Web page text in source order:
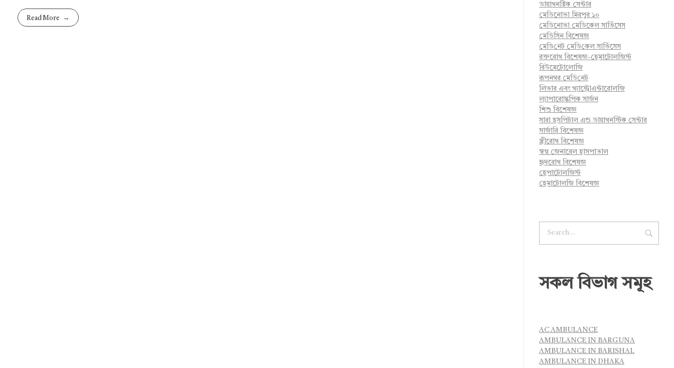
Read More
ডায়াগনষ্টিক সেন্টার
মেডিনোভা মিরপুর ১০
মেডিনোভা মেডিকেল সার্ভিসেস
মেডিসিন বিশেষজ্ঞ
মে‌ডি‌নেট মে‌ডি‌কেল সা‌র্ভিসেস
রক্তরোগ বিশেষজ্ঞ-হেমাটোলজিস্ট
রিউমেটোলোজি
রূপনগর মে‌ডি‌নেট
লিভার এবং গ্যাস্ট্রোএন্টারোলজি
ল্যাপারোস্কপিক সার্জন
শিশু বিশেষজ্ঞ
সারা হসপিটাল এন্ড ডায়াগনস্টিক সেন্টার
সার্জারি বিশেষজ্ঞ
স্ত্রীরোগ বিশেষজ্ঞ
স্বপ্ন জেনারেল হাসপাতাল
হৃদরোগ বিশেষজ্ঞ
হেপাটোলজিস্ট
হেমাটোলজি বিশেষজ্ঞ
সকল বিভাগ সমূহ
AC AMBULANCE
AMBULANCE IN BARGUNA
AMBULANCE IN BARISHAL
AMBULANCE IN DHAKA